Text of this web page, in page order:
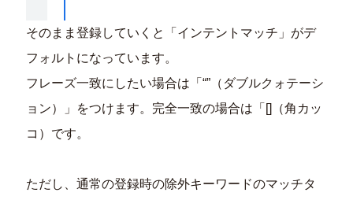
そのまま登録していくと「インテントマッチ」がデ
フォルトになっています。
フレーズ一致にしたい場合は「“”（ダブルクォテーシ
ョン）」をつけます。完全一致の場合は「[]（角カッ
コ）です。
ただし、通常の登録時の除外キーワードのマッチタ